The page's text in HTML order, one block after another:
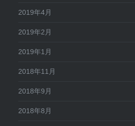
2019年4月
2019年2月
2019年1月
2018年11月
2018年9月
2018年8月